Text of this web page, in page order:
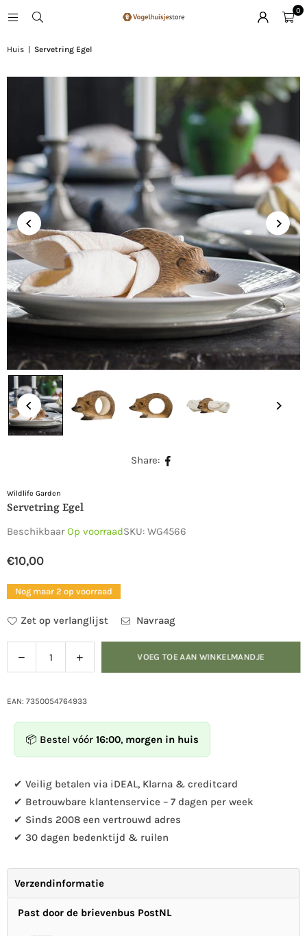
0
Huis Servetring Egel
Share:
Wildlife Garden
Servetring Egel
BeschikbaarOp voorraadSKU: WG4566
Normale
prijs
€10,00
Nog maar 2 op voorraad
Zet op verlanglijst Navraag
Hoeveelheid
Verlaag
de
voor
Egel
Verhoog
de
voor
Egel
VOEG TOE AAN WINKELMANDJE
EAN: 7350054764933
📦 Bestel vóór 16:00, morgen in huis
✔ Veilig betalen via iDEAL, Klarna & creditcard
✔ Betrouwbare klantenservice – 7 dagen per week
✔ Sinds 2008 een vertrouwd adres
✔ 30 dagen bedenktijd & ruilen
Verzendinformatie
Past door de brievenbus PostNL